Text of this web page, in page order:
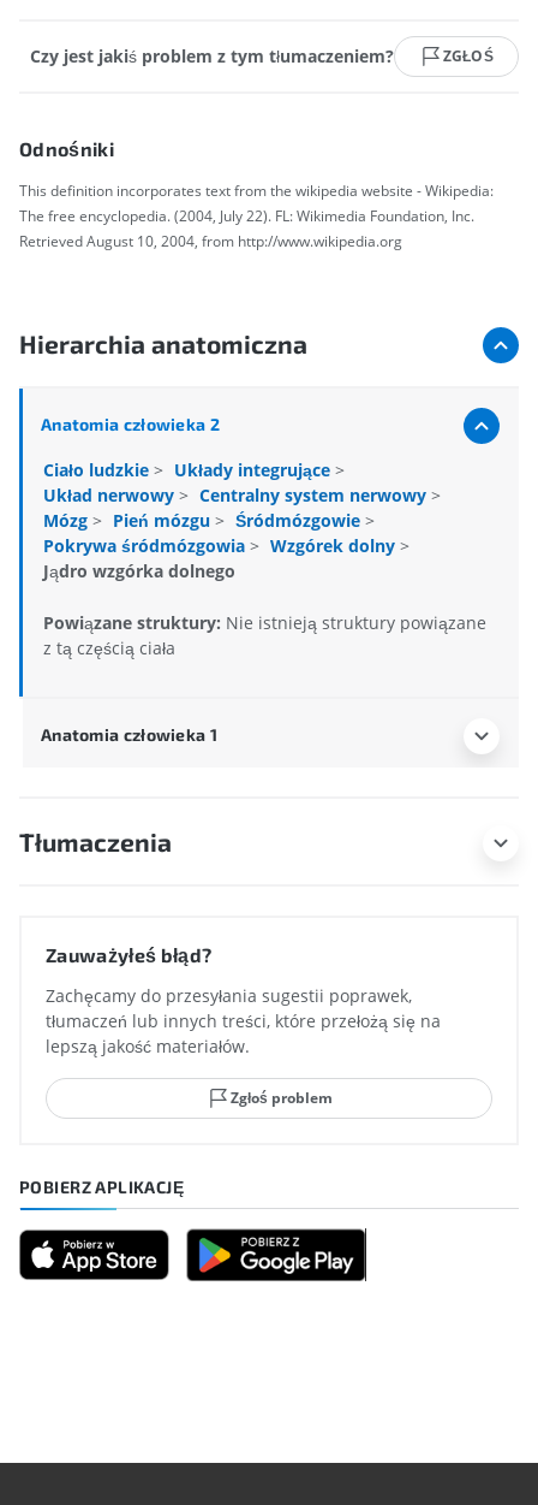
Czy jest jakiś problem z tym tłumaczeniem? ZGŁOŚ
Odnośniki
This definition incorporates text from the wikipedia website - Wikipedia:
The free encyclopedia. (2004, July 22). FL: Wikimedia Foundation, Inc.
Retrieved August 10, 2004, from http://www.wikipedia.org
Hierarchia anatomiczna
Anatomia człowieka 2
Ciało ludzkie > Układy integrujące >
Układ nerwowy > Centralny system nerwowy >
Mózg > Pień mózgu > Śródmózgowie >
Pokrywa śródmózgowia > Wzgórek dolny >
Jądro wzgórka dolnego
Powiązane struktury: Nie istnieją struktury powiązane
z tą częścią ciała
Anatomia człowieka 1
Tłumaczenia
Zauważyłeś błąd?
Zachęcamy do przesyłania sugestii poprawek,
tłumaczeń lub innych treści, które przełożą się na
lepszą jakość materiałów.
Zgłoś problem
POBIERZ APLIKACJĘ